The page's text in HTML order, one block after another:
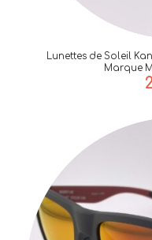
Lunettes de Soleil
Marque